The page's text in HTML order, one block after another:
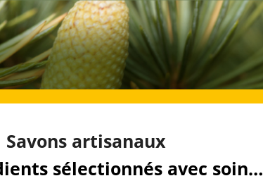
Savons artisanaux
sélectionnés avec soin…